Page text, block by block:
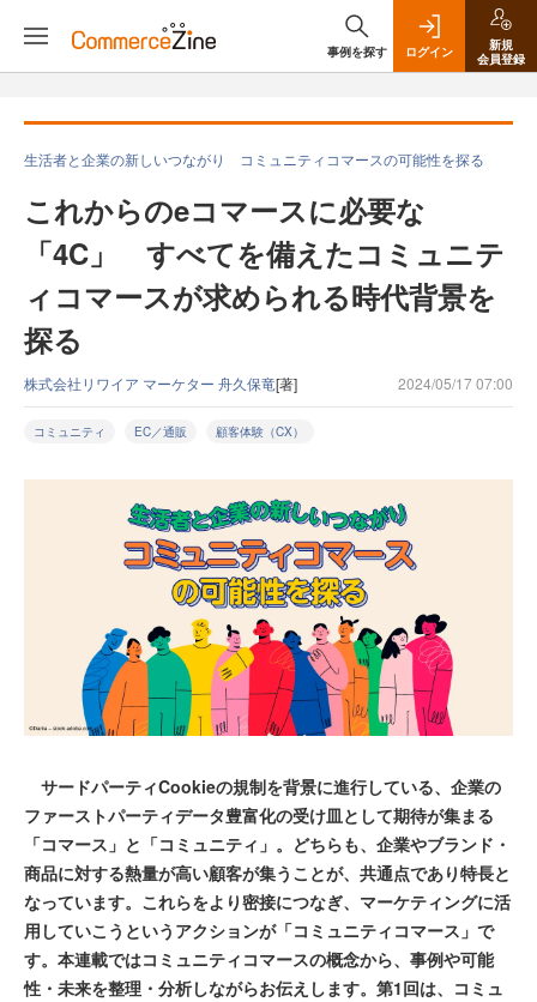
事例を探す ログイン
新規
会員登録
生活者と企業の新しいつながり コミュニティコマースの可能性を探る
これからのeコマースに必要な
「4C」 すべてを備えたコミュニテ
ィコマースが求められる時代背景を
探る
株式会社リワイア マーケター 舟久保竜[著] 2024/05/17 07:00
コミュニティ EC／通販 顧客体験（CX）
サードパーティCookieの規制を背景に進行している、企業の
ファーストパーティデータ豊富化の受け皿として期待が集まる
「コマース」と「コミュニティ」。どちらも、企業やブランド・
商品に対する熱量が高い顧客が集うことが、共通点であり特長と
なっています。これらをより密接につなぎ、マーケティングに活
用していこうというアクションが「コミュニティコマース」で
す。本連載ではコミュニティコマースの概念から、事例や可能
性・未来を整理・分析しながらお伝えします。第1回は、コミュ